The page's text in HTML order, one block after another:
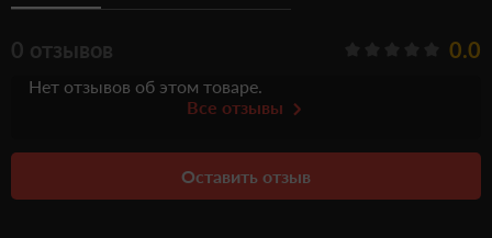
0 отзывов 0.0
Нет отзывов об этом товаре.
Все отзывы
Оставить отзыв